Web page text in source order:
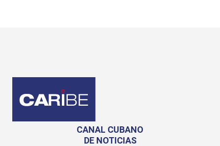
CANAL CUBANO
DE NOTICIAS